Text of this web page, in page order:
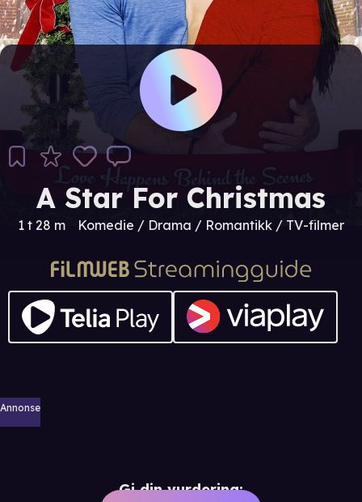
A Star For Christmas
1 t 28 m Komedie / Drama / Romantikk / TV-filmer
Annonse
Gi din vurdering: